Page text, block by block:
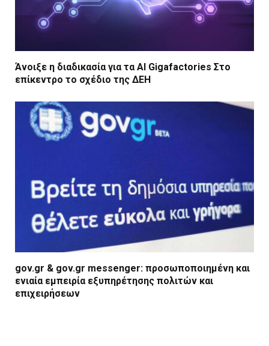
Άνοιξε η διαδικασία για τα AI Gigafactories Στο
επίκεντρο το σχέδιο της ΔΕΗ
gov.gr & gov.gr messenger: προσωποποιημένη και
ενιαία εμπειρία εξυπηρέτησης πολιτών και
επιχειρήσεων